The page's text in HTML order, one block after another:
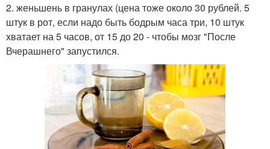
2. женьшень в гранулах (цена тоже около 30 рублей. 5
штук в рот, если надо быть бодрым часа три, 10 штук
хватает на 5 часов, от 15 до 20 - чтобы мозг "После
Вчерашнего" запустился.